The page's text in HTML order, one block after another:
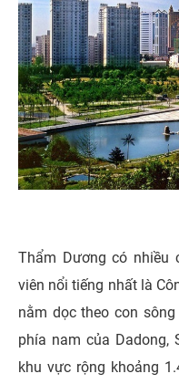
Thẩm Dương có nhiều
viên nổi tiếng nhất là
nằm dọc theo con
phía nam của Dadong,
khu vực rộng khoảng